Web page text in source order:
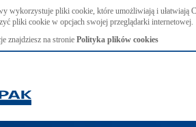
wykorzystuje pliki cookie, które umożliwiają i ułatwiają
pliki cookie w opcjach swojej przeglądarki internetowej.
znajdziesz na stronie Polityka plików cookies